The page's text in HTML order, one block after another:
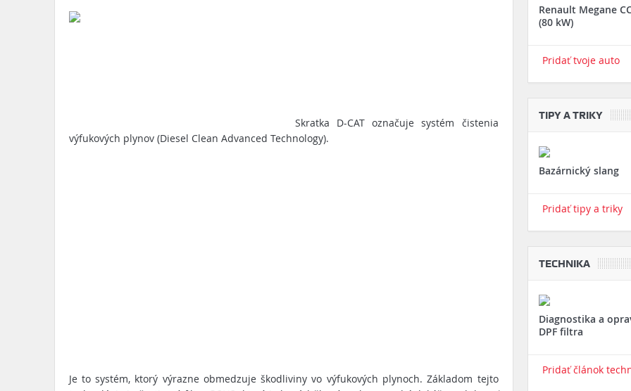
Skratka D-CAT označuje systém čistenia
výfukových plynov (Diesel Clean Advanced Technology).
Je to systém, ktorý výrazne obmedzuje škodliviny vo výfukových plynoch. Základom tejto
Renault Megane
(80 kW)
Pridať tvoje auto
TIPY A TRIKY
Bazárnický slang
Pridať tipy a triky
TECHNIKA
Diagnostika a
DPF filtra
Pridať článok